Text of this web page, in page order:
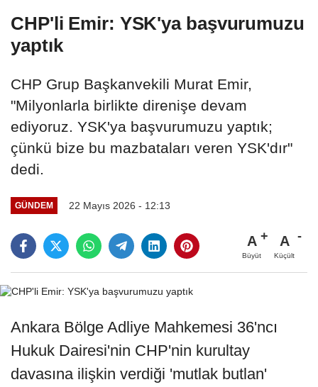
CHP'li Emir: YSK'ya başvurumuzu
yaptık
CHP Grup Başkanvekili Murat Emir,
"Milyonlarla birlikte direnişe devam
ediyoruz. YSK'ya başvurumuzu yaptık;
çünkü bize bu mazbataları veren YSK'dır"
dedi.
GÜNDEM 22 Mayıs 2026 - 12:13
A
Büyüt
A
Küçült
Ankara Bölge Adliye Mahkemesi 36'ncı
Hukuk Dairesi'nin CHP'nin kurultay
davasına ilişkin verdiği 'mutlak butlan'